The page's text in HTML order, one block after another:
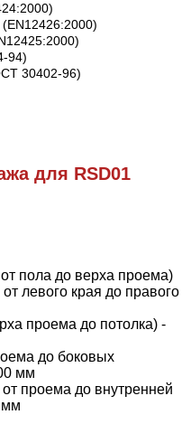
(EN12426:2000)
94)
30402-96)
для RSD01
пола до верха проема)
левого края до правого
проема до потолка) -
до боковых
мм
проема до внутренней
мм